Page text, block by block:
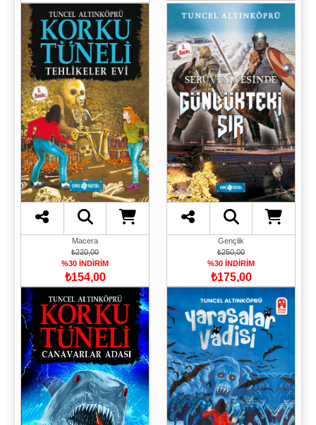
Macera
₺220,00
%30 İNDİRİM
₺154,00
Gençlik
₺250,00
%30 İNDİRİM
₺175,00